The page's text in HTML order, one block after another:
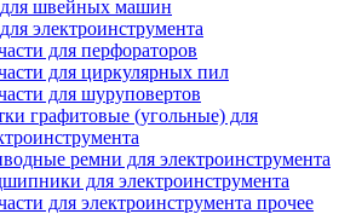
для швейных машин
электроинструмента
для перфораторов
для циркулярных пил
для шуруповертов
графитовые (угольные) для
ремни для электроинструмента
для электроинструмента
для электроинструмента прочее